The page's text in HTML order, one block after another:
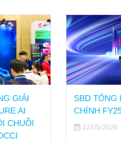
SBD TỔNG KẾT
CHÍNH FY25
22/05/2026